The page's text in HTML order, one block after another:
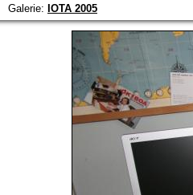
Galerie: IOTA 2005